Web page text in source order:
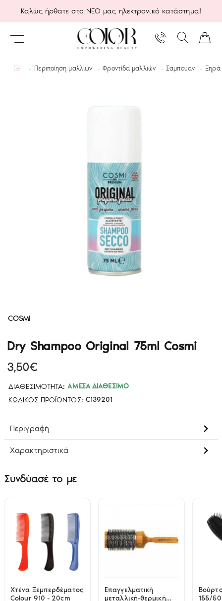
Καλώς ήρθατε στο ΝΕΟ μας ηλεκτρονικό κατάστημα!
homeΠεριποίηση μαλλιών Φροντίδα μαλλιών Σαμπουάν Ξηρά
COSMI
Dry Shampoo Original 75ml Cosmi
ΔΙΑΘΕΣΙΜΌΤΗΤΑ: ΆΜΕΣΑ ΔΙΑΘΈΣΙΜΟ
ΚΩΔΙΚΌΣ ΠΡΟΪΌΝΤΟΣ: C139201
3,50€
Περιγραφή
Χαρακτηριστικά
Συνδύασέ το με
Χτένα Ξεμπερδέματος
Colour 910 - 20cm
Επαγγελματική
μεταλλική-θερμική
155/